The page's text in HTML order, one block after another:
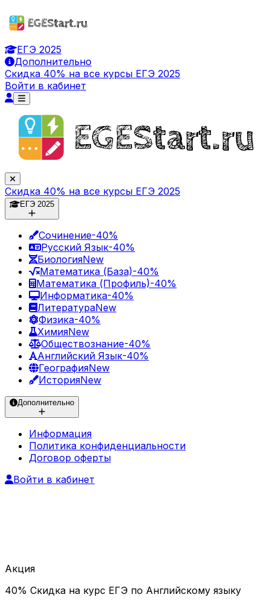
ЕГЭ 2025
Дополнительно
Скидка 40% на все курсы ЕГЭ 2025
Войти в кабинет
Скидка 40% на все курсы ЕГЭ 2025
ЕГЭ 2025
Сочинение-40%
Русский Язык-40%
БиологияNew
Математика (База)-40%
Математика (Профиль)-40%
Информатика-40%
ЛитератураNew
Физика-40%
ХимияNew
Обществознание-40%
Английский Язык-40%
ГеографияNew
ИсторияNew
Дополнительно
Информация
Политика конфиденциальности
Договор оферты
Войти в кабинет
Акция
40% Скидка на курс ЕГЭ по Английскому языку